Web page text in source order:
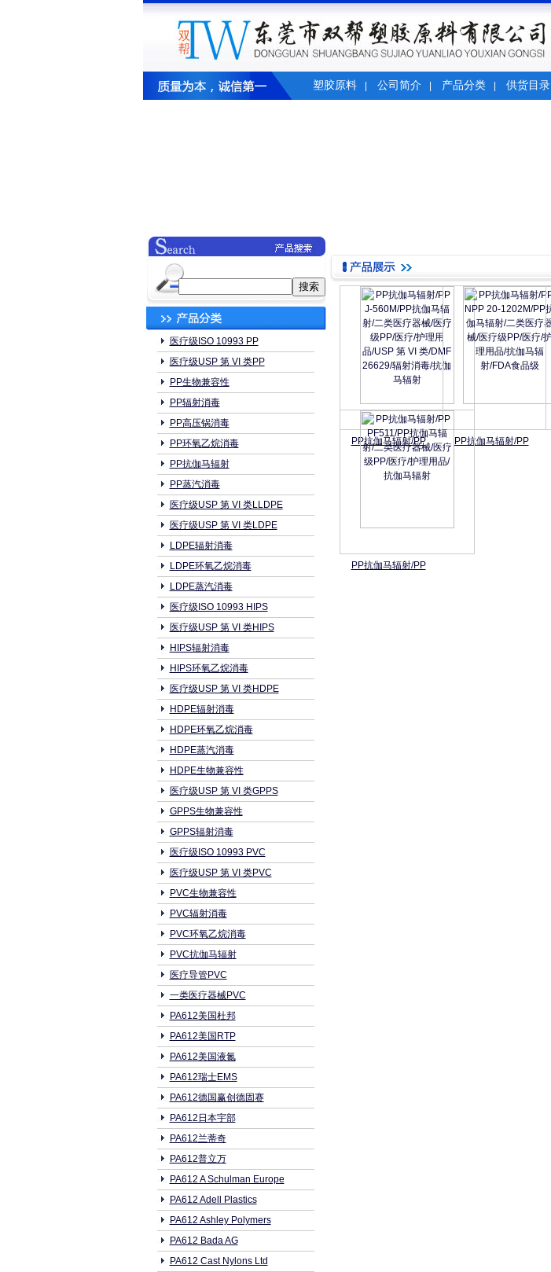
塑胶原料 公司简介 产品分类 供货目录
医疗级ISO 10993 PP
医疗级USP 第 VI 类PP
PP生物兼容性
PP辐射消毒
PP高压锅消毒
PP环氧乙烷消毒
PP抗伽马辐射
PP蒸汽消毒
医疗级USP 第 VI 类LLDPE
医疗级USP 第 VI 类LDPE
LDPE辐射消毒
LDPE环氧乙烷消毒
LDPE蒸汽消毒
医疗级ISO 10993 HIPS
医疗级USP 第 VI 类HIPS
HIPS辐射消毒
HIPS环氧乙烷消毒
医疗级USP 第 VI 类HDPE
HDPE辐射消毒
HDPE环氧乙烷消毒
HDPE蒸汽消毒
HDPE生物兼容性
医疗级USP 第 VI 类GPPS
GPPS生物兼容性
GPPS辐射消毒
医疗级ISO 10993 PVC
医疗级USP 第 VI 类PVC
PVC生物兼容性
PVC辐射消毒
PVC环氧乙烷消毒
PVC抗伽马辐射
医疗导管PVC
一类医疗器械PVC
PA612美国杜邦
PA612美国RTP
PA612美国液氮
PA612瑞士EMS
PA612德国赢创德固赛
PA612日本宇部
PA612兰蒂奇
PA612普立万
PA612 A Schulman Europe
PA612 Adell Plastics
PA612 Ashley Polymers
PA612 Bada AG
PA612 Cast Nylons Ltd
PP抗伽马辐射/PP PP抗伽马辐射/PP
PP抗伽马辐射/PP